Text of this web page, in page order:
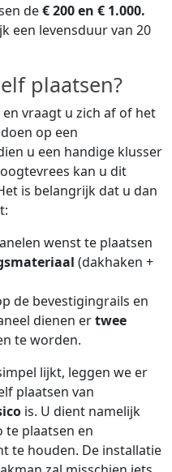
de€ 200 en € 1.000.
een levensduur van 20
plaatsen?
vraagt u zich af of het
op een
u een handige klusser
kan u dit
is belangrijk dat u dan
wenst te plaatsen
(dakhaken +
de bevestigingrails en
dienen ertwee
te worden.
lijkt, leggen we er
plaatsen van
is. U dient namelijk
te plaatsen en
te houden. De installatie